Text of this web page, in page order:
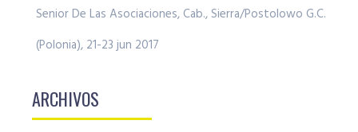
Senior De Las Asociaciones, Cab., Sierra/Postolowo G.C.
(Polonia), 21-23 jun 2017
ARCHIVOS